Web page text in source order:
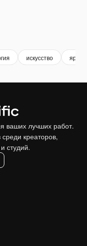
искусство яркий
ваших лучших работ.
креаторов,
студий.